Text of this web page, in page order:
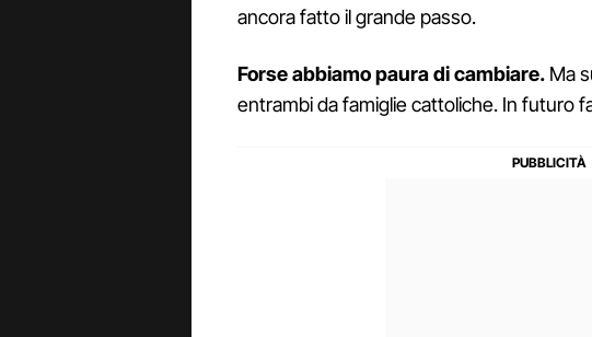
ancora fatto il grande passo.
Forse abbiamo paura di cambiare. Ma
entrambi da famiglie cattoliche. In futuro